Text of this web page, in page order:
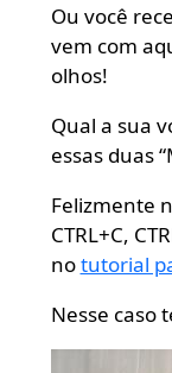
Ou você
vem com
olhos!
Qual a sua
essas duas
Felizmente
CTRL+C,
notutorial
Nesse caso